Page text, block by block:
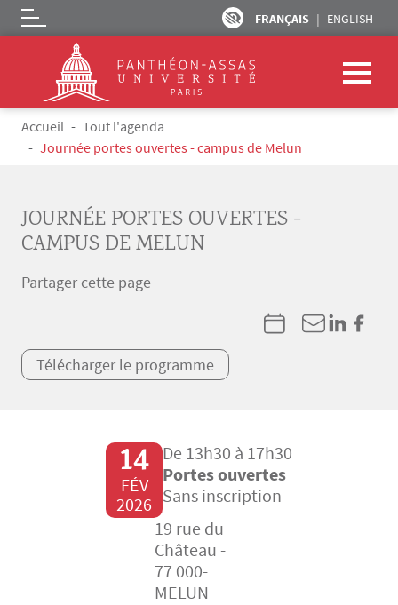
Aller au contenu principal
FRANÇAIS ENGLISH
Logo
Fil d'Ariane
Accueil
Tout l'agenda
Journée portes ouvertes - campus de Melun
JOURNÉE PORTES OUVERTES -
CAMPUS DE MELUN
Partager cette page
Télécharger le programme
14
FÉV
2026
De 13h30 à 17h30
Portes ouvertes
Sans inscription
19 rue du
Château -
77 000-
MELUN